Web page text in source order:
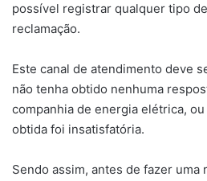
possível registrar qualquer tipo
reclamação.
Este canal de atendimento deve
não tenha obtido nenhuma
companhia de energia elétrica,
obtida foi insatisfatória.
Sendo assim, antes de fazer uma